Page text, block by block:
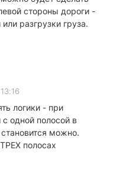
стороны дороги -
разгрузки груза.
логики - при
одной полосой в
можно.
полосах